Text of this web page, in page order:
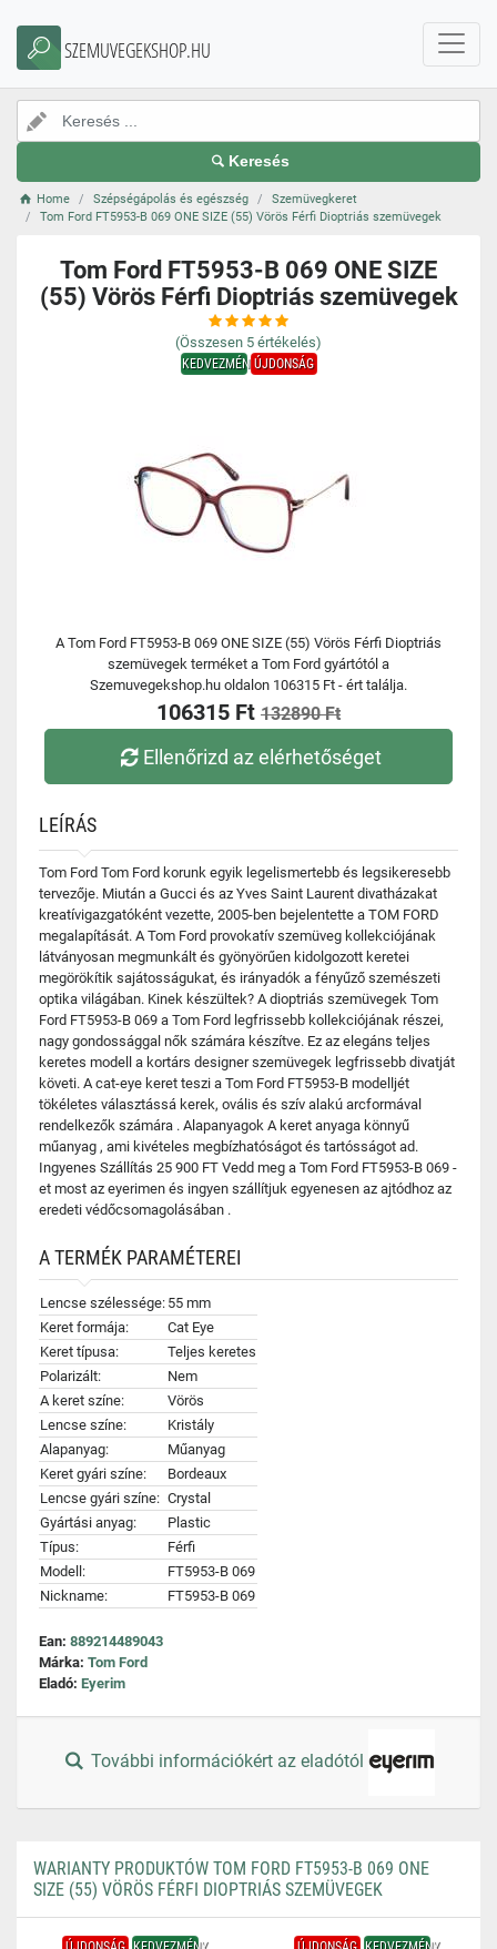
SZEMUVEGEKSHOP.HU
Keresés
Home Szépségápolás és egészség
Szemüvegkeret
Tom Ford FT5953-B 069 ONE SIZE (55) Vörös Férfi Dioptriás szemüvegek
Tom Ford FT5953-B 069 ONE SIZE
(55) Vörös Férfi Dioptriás szemüvegek
(Összesen 5 értékelés)
KEDVEZMÉNYÚJDONSÁG
A Tom Ford FT5953-B 069 ONE SIZE (55) Vörös Férfi Dioptriás
szemüvegek terméket a Tom Ford gyártótól a
Szemuvegekshop.hu oldalon 106315 Ft - ért találja.
106315 Ft 132890 Ft
Ellenőrizd az elérhetőséget
LEÍRÁS
Tom Ford Tom Ford korunk egyik legelismertebb és legsikeresebb
tervezője. Miután a Gucci és az Yves Saint Laurent divatházakat
kreatívigazgatóként vezette, 2005-ben bejelentette a TOM FORD
megalapítását. A Tom Ford provokatív szemüveg kollekciójának
látványosan megmunkált és gyönyörűen kidolgozott keretei
megörökítik sajátosságukat, és irányadók a fényűző szemészeti
optika világában. Kinek készültek? A dioptriás szemüvegek Tom
Ford FT5953-B 069 a Tom Ford legfrissebb kollekciójának részei,
nagy gondossággal nők számára készítve. Ez az elegáns teljes
keretes modell a kortárs designer szemüvegek legfrissebb divatját
követi. A cat-eye keret teszi a Tom Ford FT5953-B modelljét
tökéletes választássá kerek, ovális és szív alakú arcformával
rendelkezők számára . Alapanyagok A keret anyaga könnyű
műanyag , ami kivételes megbízhatóságot és tartósságot ad.
Ingyenes Szállítás 25 900 FT Vedd meg a Tom Ford FT5953-B 069 -
et most az eyerimen és ingyen szállítjuk egyenesen az ajtódhoz az
eredeti védőcsomagolásában .
A TERMÉK PARAMÉTEREI
Lencse szélessége: 55 mm
Keret formája:
Cat Eye
Keret típusa:
Teljes keretes
Polarizált:
Nem
A keret színe:
Vörös
Lencse színe:
Kristály
Alapanyag:
Műanyag
Keret gyári színe:
Bordeaux
Lencse gyári színe: Crystal
Gyártási anyag:
Plastic
Típus:
Férfi
Modell:
FT5953-B 069
Nickname:
FT5953-B 069
Ean: 889214489043
Márka: Tom Ford
Eladó: Eyerim
További információkért az eladótól
WARIANTY PRODUKTÓW TOM FORD FT5953-B 069 ONE
SIZE (55) VÖRÖS FÉRFI DIOPTRIÁS SZEMÜVEGEK